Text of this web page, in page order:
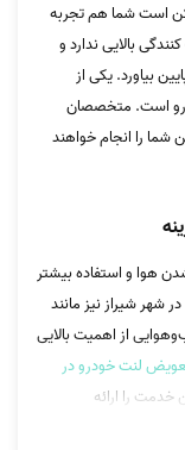
است شما هم تجربه
بالایی ندارد و
بیاورد. یکی از
است. متخصصان
شما را انجام خواهند
هوا و استفاده بیشتر
شهر شیراز نیز مانند
از اهمیت بالایی
لنت خودرو در
خدمت را ارائه
هزینه، بهتر است